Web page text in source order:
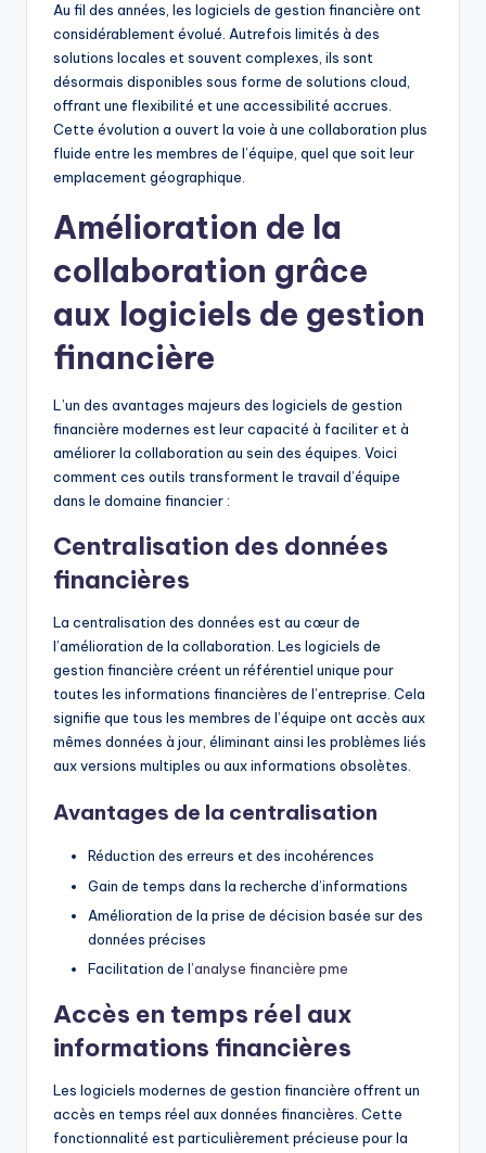
Au fil des années, les logiciels de gestion financière ont
considérablement évolué. Autrefois limités à des
solutions locales et souvent complexes, ils sont
désormais disponibles sous forme de solutions cloud,
offrant une flexibilité et une accessibilité accrues.
Cette évolution a ouvert la voie à une collaboration plus
fluide entre les membres de l’équipe, quel que soit leur
emplacement géographique.
Amélioration de la
collaboration grâce
aux logiciels de gestion
financière
L’un des avantages majeurs des logiciels de gestion
financière modernes est leur capacité à faciliter et à
améliorer la collaboration au sein des équipes. Voici
comment ces outils transforment le travail d’équipe
dans le domaine financier :
Centralisation des données
financières
La centralisation des données est au cœur de
l’amélioration de la collaboration. Les logiciels de
gestion financière créent un référentiel unique pour
toutes les informations financières de l’entreprise. Cela
signifie que tous les membres de l’équipe ont accès aux
mêmes données à jour, éliminant ainsi les problèmes liés
aux versions multiples ou aux informations obsolètes.
Avantages de la centralisation
Réduction des erreurs et des incohérences
Gain de temps dans la recherche d’informations
Amélioration de la prise de décision basée sur des
données précises
Facilitation de l’analyse financière pme
Accès en temps réel aux
informations financières
Les logiciels modernes de gestion financière offrent un
accès en temps réel aux données financières. Cette
fonctionnalité est particulièrement précieuse pour la